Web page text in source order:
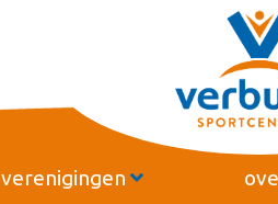
verenigingen